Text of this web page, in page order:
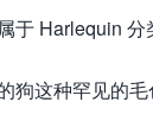
Harlequin 分
狗这种罕见的